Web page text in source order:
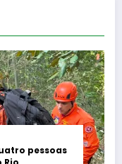
pessoas